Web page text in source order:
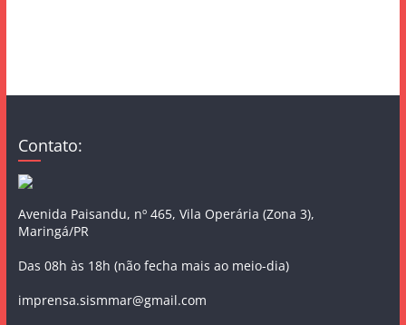
Contato:
Avenida Paisandu, nº 465, Vila Operária (Zona 3),
Maringá/PR
Das 08h às 18h (não fecha mais ao meio-dia)
imprensa.sismmar@gmail.com